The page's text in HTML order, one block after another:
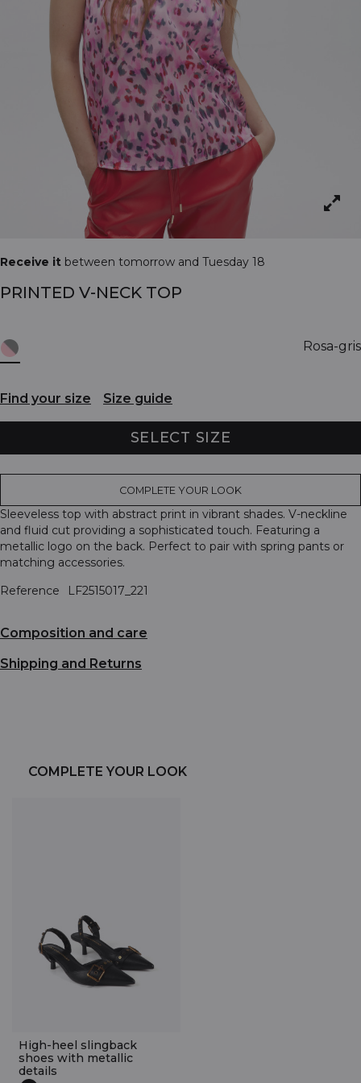
Receive it between tomorrow and Tuesday 18
PRINTED V-NECK TOP
Rosa-gris
Find your size Size guide
SELECT SIZE
COMPLETE YOUR LOOK
Sleeveless top with abstract print in vibrant shades. V-neckline
and fluid cut providing a sophisticated touch. Featuring a
metallic logo on the back. Perfect to pair with spring pants or
matching accessories.
Reference
LF2515017_221
Composition and care
Shipping and Returns
COMPLETE YOUR LOOK
High-heel slingback
shoes with metallic
details